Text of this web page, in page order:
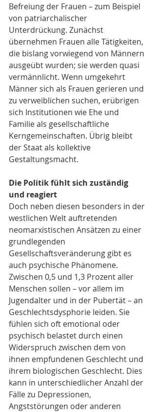
Befreiung der Frauen – zum Beispiel
von patriarchalischer
Unterdrückung. Zunächst
übernehmen Frauen alle Tätigkeiten,
die bislang vorwiegend von Männern
ausgeübt wurden; sie werden quasi
vermännlicht. Wenn umgekehrt
Männer sich als Frauen gerieren und
zu verweiblichen suchen, erübrigen
sich Institutionen wie Ehe und
Familie als gesellschaftliche
Kerngemeinschaften. Übrig bleibt
der Staat als kollektive
Gestaltungsmacht.
Die Politik fühlt sich zuständig
und reagiert
Doch neben diesen besonders in der
westlichen Welt auftretenden
neomarxistischen Ansätzen zu einer
grundlegenden
Gesellschaftsveränderung gibt es
auch psychische Phänomene.
Zwischen 0,5 und 1,3 Prozent aller
Menschen sollen – vor allem im
Jugendalter und in der Pubertät – an
Geschlechtsdysphorie leiden. Sie
fühlen sich oft emotional oder
psychisch belastet durch einen
Widerspruch zwischen dem von
ihnen empfundenen Geschlecht und
ihrem biologischen Geschlecht. Dies
kann in unterschiedlicher Anzahl der
Fälle zu Depressionen,
Angststörungen oder anderen